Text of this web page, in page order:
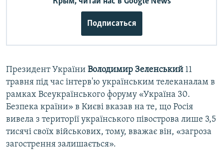
Подписаться
Президент України Володимир Зеленський 11
травня під час інтерв'ю українським телеканалам в
рамках Всеукраїнського форуму «Україна 30.
Безпека країни» в Києві вказав на те, що Росія
вивела з території українського півострова лише 3,5
тисячі своїх військових, тому, вважає він, «загроза
загострення залишається».